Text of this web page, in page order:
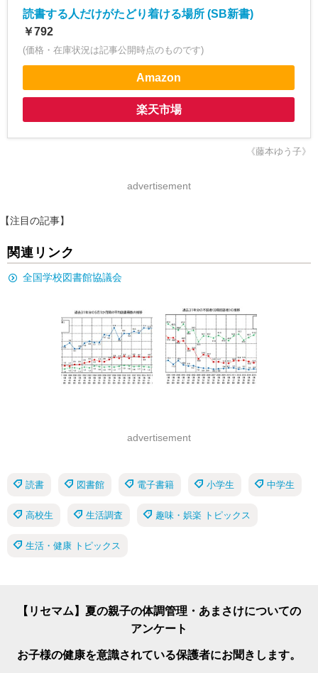
読書する人だけがたどり着ける場所 (SB新書)
￥792
(価格・在庫状況は記事公開時点のものです)
Amazon
楽天市場
《藤本ゆう子》
advertisement
【注目の記事】
関連リンク
全国学校図書館協議会
advertisement
読書 図書館 電子書籍 小学生 中学生
高校生 生活調査 趣味・娯楽 トピックス
生活・健康 トピックス
【リセマム】夏の親子の体調管理・あまさけについての
アンケート
お子様の健康を意識されている保護者にお聞きします。